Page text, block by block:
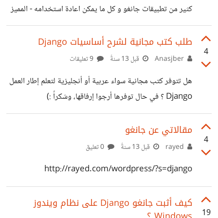
كثير من تطبيقات جانغو و كل ما يمكن اعادة استخدامه - المميز
في الموقع ليس انه يضم تصنيفات عديدة و جيدة التصنيف بل
أن لكل صنف يضع لك مقارنة بين كل تطبيق موجود في الصنيف
تقل المقارنة في نقاط مثل رخصة التطبيق, مدى النشاط في
https://www.djangopackages.com/
4
طلب كتب مجانية لشرح أساسيات Django
قبل 13 سنةً
هل تتوفر كتب مجانية سواء عربية أو أنجليزية لتعلم إطار العمل
Django ؟ في حال توفرها أرجوا إرفاقها، وشكراً :)
4
مقالاتي عن جانغو
قبل 13 سنةً
http://rayed.com/wordpress/?s=django
19
كيف أثبت جانغو Django على نظام ويندوز